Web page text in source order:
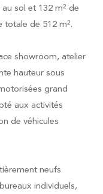
sol et 132 m² de
totale de 512 m².
showroom, atelier
hauteur sous
grand
aux activités
de véhicules
neufs
individuels,